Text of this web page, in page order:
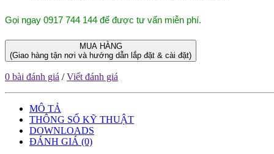
Gọi ngay 0917 744 144 để được tư vấn miễn phí.
MUA HÀNG
(Giao hàng tận nơi và hướng dẫn lắp đặt & cài đặt)
0 bài đánh giá /Viết đánh giá
MÔ TẢ
THÔNG SỐ KỸ THUẬT
DOWNLOADS
ĐÁNH GIÁ (0)